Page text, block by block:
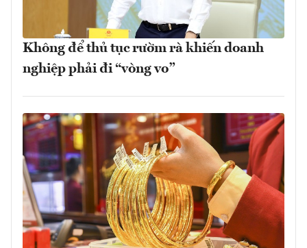
Không để thủ tục rườm rà khiến doanh
nghiệp phải đi “vòng vo”